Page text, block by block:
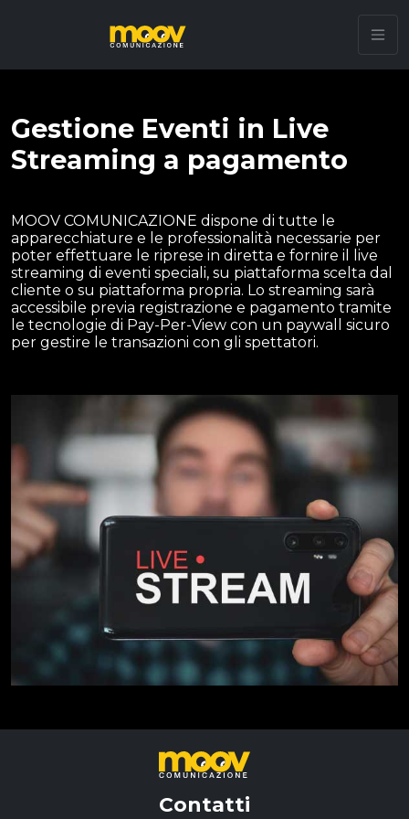
Gestione Eventi in Live
Streaming a pagamento
MOOV COMUNICAZIONE dispone di tutte le
apparecchiature e le professionalità necessarie per
poter effettuare le riprese in diretta e fornire il live
streaming di eventi speciali, su piattaforma scelta dal
cliente o su piattaforma propria. Lo streaming sarà
accessibile previa registrazione e pagamento tramite
le tecnologie di Pay-Per-View con un paywall sicuro
per gestire le transazioni con gli spettatori.
Contatti